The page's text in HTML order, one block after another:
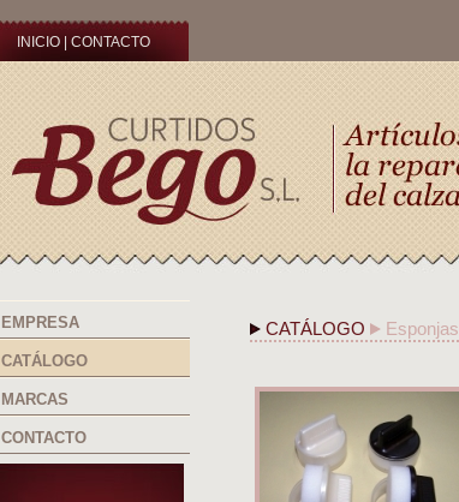
INICIO CONTACTO
EMPRESA
CATÁLOGO
MARCAS
CONTACTO
CATÁLOGO Esponjas